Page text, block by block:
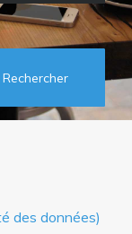
g
a
i
des données)